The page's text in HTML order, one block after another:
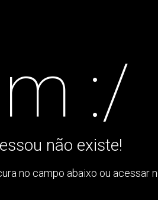
:/
não existe!
no campo abaixo ou acessar